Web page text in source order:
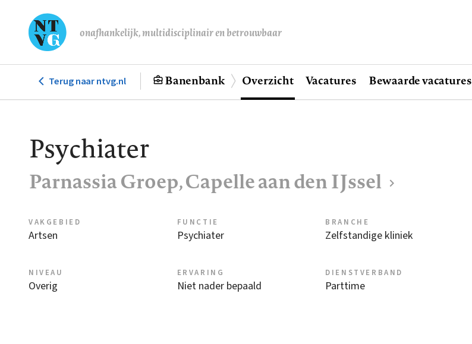
de
onafhankelijk, multidisciplinair en betrouwbaar
Hoofdnavigatie
Terug naar ntvg.nl Banenbank Overzicht Vacatures Bewaarde vacatures
Psychiater
Parnassia Groep, Capelle aan den IJssel
VAKGEBIED
Artsen
FUNCTIE
Psychiater
BRANCHE
Zelfstandige kliniek
NIVEAU
Overig
ERVARING
Niet nader bepaald
DIENSTVERBAND
Parttime